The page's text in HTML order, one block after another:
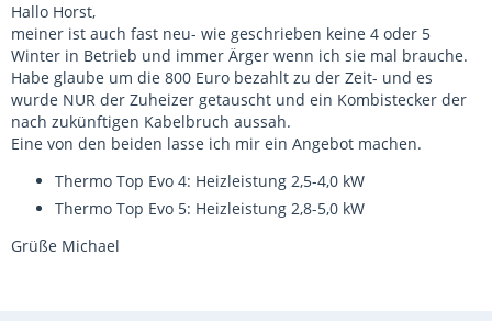
Hallo Horst,
meiner ist auch fast neu- wie geschrieben keine 4 oder 5
Winter in Betrieb und immer Ärger wenn ich sie mal brauche.
Habe glaube um die 800 Euro bezahlt zu der Zeit- und es
wurde NUR der Zuheizer getauscht und ein Kombistecker der
nach zukünftigen Kabelbruch aussah.
Eine von den beiden lasse ich mir ein Angebot machen.
Thermo Top Evo 4: Heizleistung 2,5-4,0 kW
Thermo Top Evo 5: Heizleistung 2,8-5,0 kW
Grüße Michael